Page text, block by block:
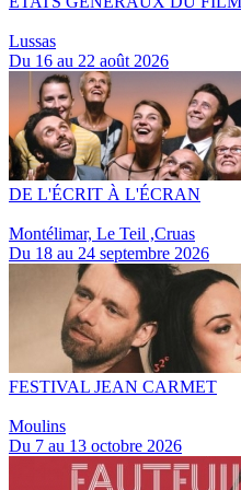
Lussas
Du 16 au 22 août 2026
DE L'ÉCRIT À L'ÉCRAN
Montélimar, Le Teil ,Cruas
Du 18 au 24 septembre 2026
FESTIVAL JEAN CARMET
Moulins
Du 7 au 13 octobre 2026